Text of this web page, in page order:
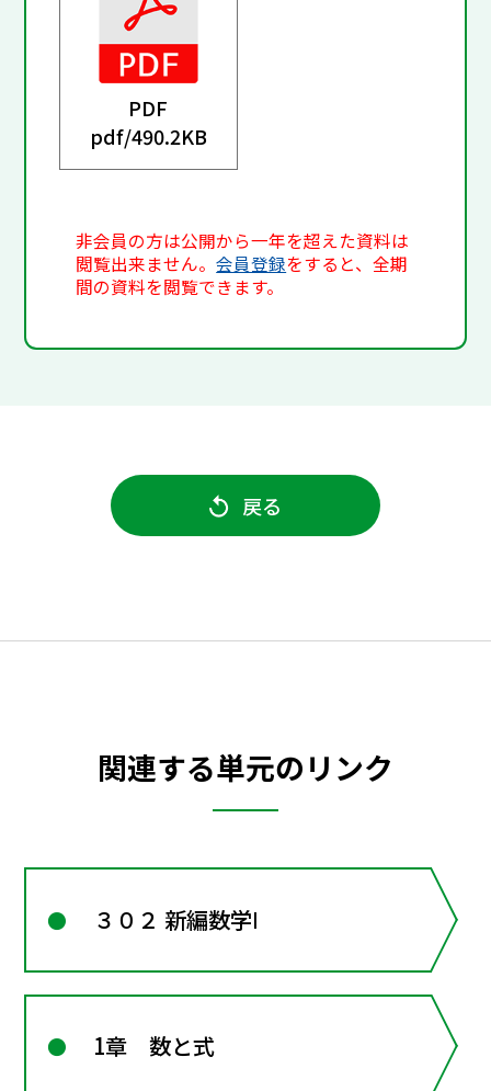
PDF
pdf/490.2KB
非会員の方は公開から一年を超えた資料は
閲覧出来ません。会員登録をすると、全期
間の資料を閲覧できます。
戻る
関連する単元のリンク
３０２ 新編数学Ⅰ
1章 数と式